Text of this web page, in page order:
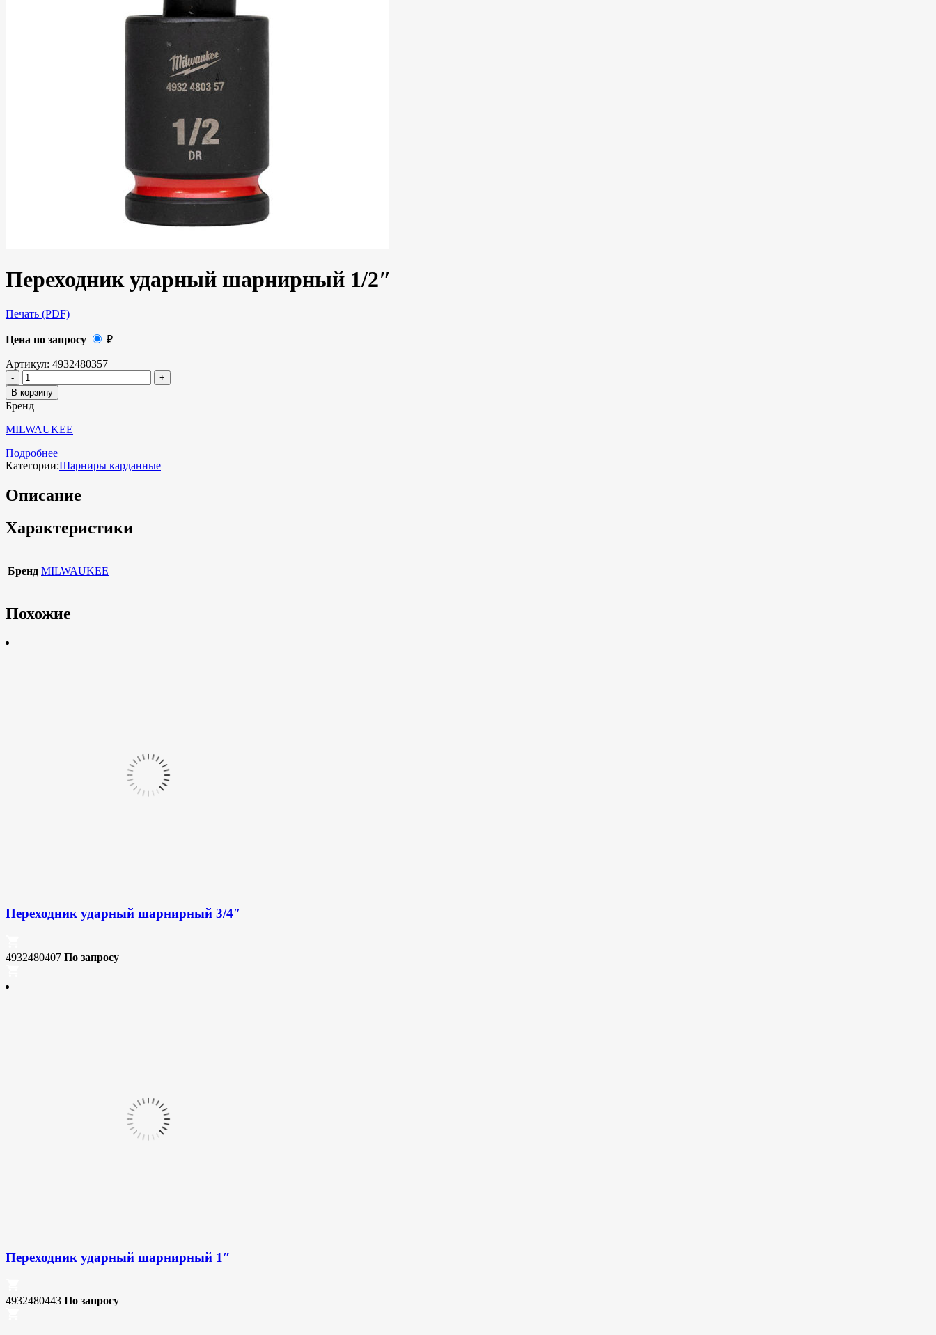
Переходник ударный шарнирный 1/2″
Печать (PDF)
Цена по запросу ₽
Артикул: 4932480357
В корзину
Бренд
MILWAUKEE
Подробнее
Категории:Шарниры карданные
Описание
Характеристики
Бренд MILWAUKEE
Похожие
Переходник ударный шарнирный 3/4″
4932480407 По запросу
Переходник ударный шарнирный 1″
4932480443 По запросу